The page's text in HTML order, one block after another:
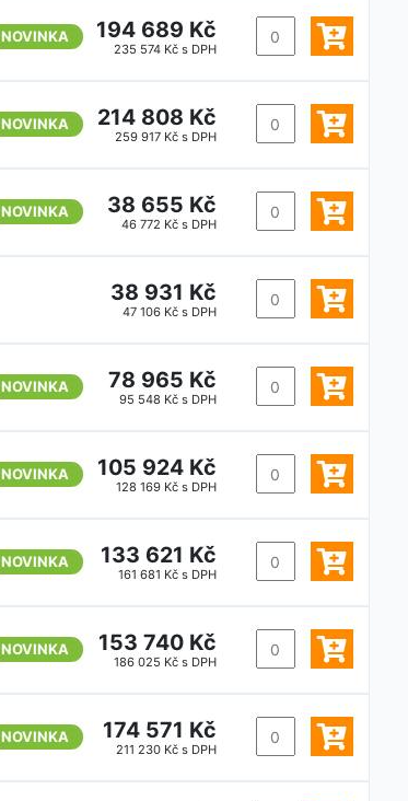
NOVINKA 194 689 Kč
235 574 Kč s DPH
NOVINKA 214 808 Kč
259 917 Kč s DPH
NOVINKA 38 655 Kč
46 772 Kč s DPH
38 931 Kč
47 106 Kč s DPH
NOVINKA 78 965 Kč
95 548 Kč s DPH
NOVINKA 105 924 Kč
128 169 Kč s DPH
NOVINKA 133 621 Kč
161 681 Kč s DPH
NOVINKA 153 740 Kč
186 025 Kč s DPH
NOVINKA 174 571 Kč
211 230 Kč s DPH